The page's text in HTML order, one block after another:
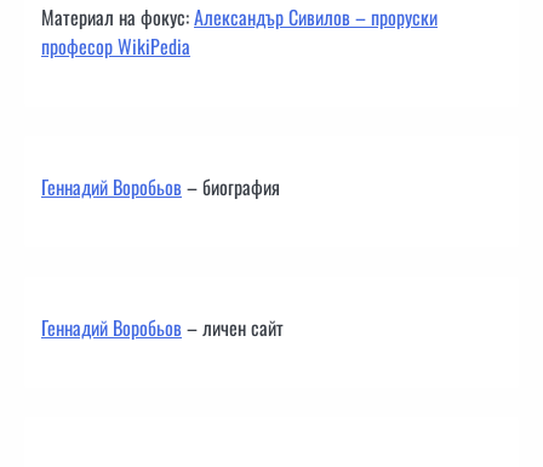
Материал на фокус:Александър Сивилов – проруски
професор WikiPedia
Геннадий Воробьов– биография
Геннадий Воробьов– личен сайт